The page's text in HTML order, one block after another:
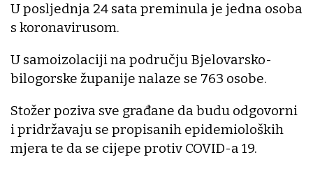
U posljednja 24 sata preminula je jedna osoba
s koronavirusom.
U samoizolaciji na području Bjelovarsko-
bilogorske županije nalaze se 763 osobe.
Stožer poziva sve građane da budu odgovorni
i pridržavaju se propisanih epidemioloških
mjera te da se cijepe protiv COVID-a 19.